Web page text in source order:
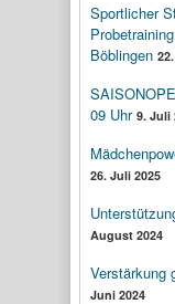
Sportlicher
Böblingen
09 Uhr 9. Juli
26. Juli 2025
August 2024
Verstärkung
Juni 2024